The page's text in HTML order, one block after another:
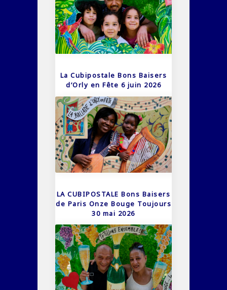
La Cubipostale Bons Baisers
d’Orly en Fête 6 juin 2026
LA CUBIPOSTALE Bons Baisers
de Paris Onze Bouge Toujours
30 mai 2026